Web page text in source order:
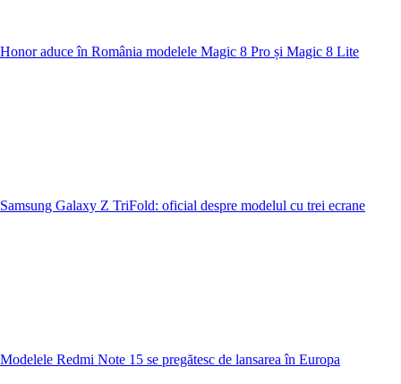
Honor aduce în România modelele Magic 8 Pro și Magic 8 Lite
Samsung Galaxy Z TriFold: oficial despre modelul cu trei ecrane
Modelele Redmi Note 15 se pregătesc de lansarea în Europa